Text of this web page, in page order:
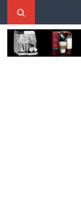
Home
Better System